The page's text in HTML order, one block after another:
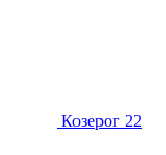
Козерог 22